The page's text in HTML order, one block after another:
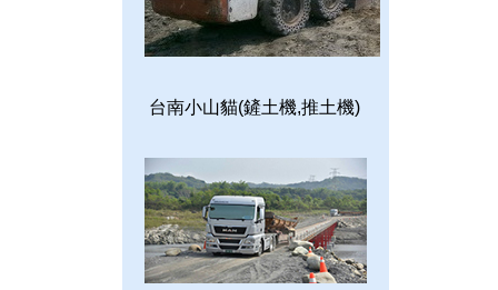
台南小山貓(鏟土機,推土機)